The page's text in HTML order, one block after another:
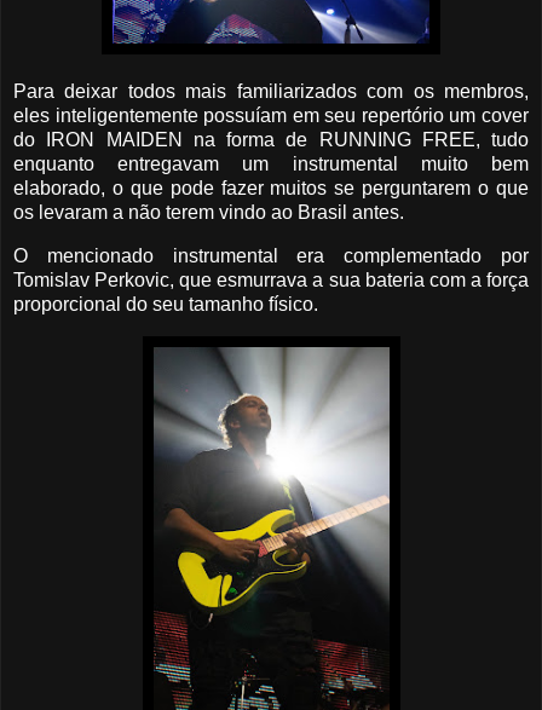
Para deixar todos mais familiarizados com os membros,
eles inteligentemente possuíam em seu repertório um cover
do IRON MAIDEN na forma de RUNNING FREE, tudo
enquanto entregavam um instrumental muito bem
elaborado, o que pode fazer muitos se perguntarem o que
os levaram a não terem vindo ao Brasil antes.
O mencionado instrumental era complementado por
Tomislav Perkovic, que esmurrava a sua bateria com a força
proporcional do seu tamanho físico.